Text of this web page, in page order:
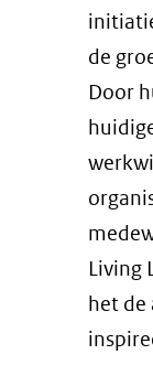
de
Door
Living
het de